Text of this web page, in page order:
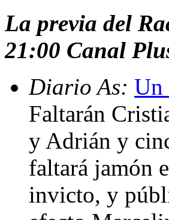
La previa del
21:00 Canal
Diario As: Un
Faltarán
y Adrián y
faltará jamón
invicto, y